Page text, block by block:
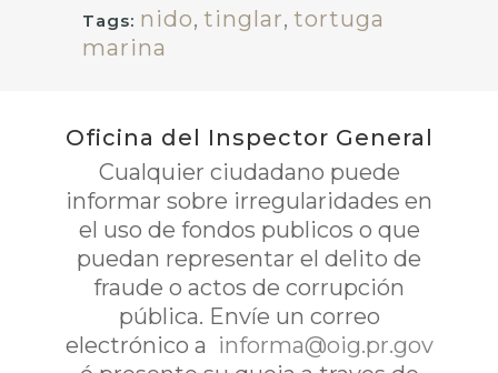
Tags: nido, tinglar, tortuga
marina
Oficina del Inspector General
Cualquier ciudadano puede
informar sobre irregularidades en
el uso de fondos publicos o que
puedan representar el delito de
fraude o actos de corrupción
pública. Envíe un correo
electrónico a informa@oig.pr.gov